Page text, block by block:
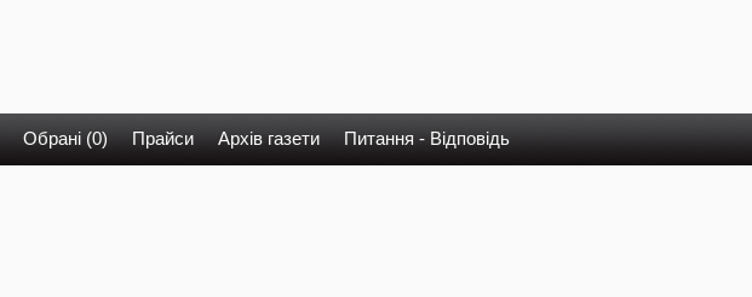
Обрані (0) Прайси Архів газети Питання - Відповідь